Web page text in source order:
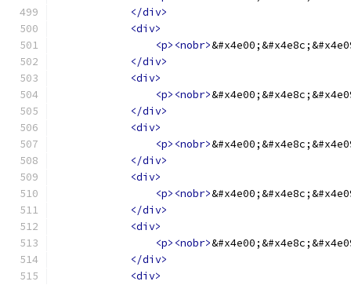
</div>
<div>
<p><nobr>
</div>
<div>
<p><nobr>
</div>
<div>
<p><nobr>
</div>
<div>
<p><nobr>
</div>
<div>
<p><nobr>
</div>
<div>